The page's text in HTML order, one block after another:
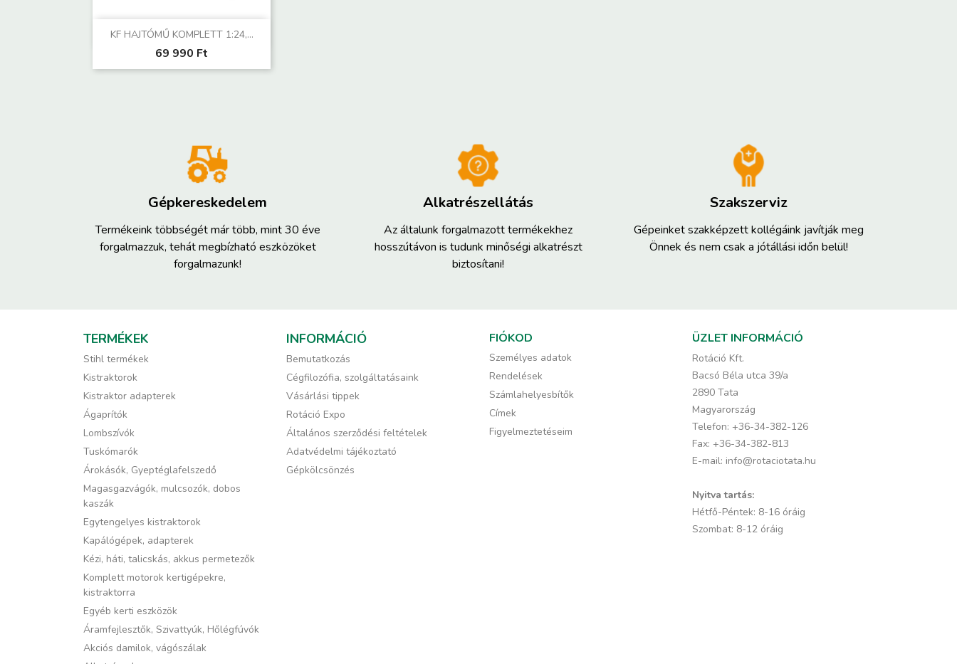
KF HAJTÓMŰ KOMPLETT 1:24,...
69 990 Ft
Előnézet
Gépkereskedelem
Termékeink többségét már több, mint 30 éve
forgalmazzuk, tehát megbízható eszközöket
forgalmazunk!
Alkatrészellátás
Az általunk forgalmazott termékekhez
hosszútávon is tudunk minőségi alkatrészt
biztosítani!
Szakszerviz
Gépeinket szakképzett kollégáink javítják meg
Önnek és nem csak a jótállási időn belül!
TERMÉKEK
Stihl termékek
Kistraktorok
Kistraktor adapterek
Ágaprítók
Lombszívók
Tuskómarók
Árokásók, Gyeptéglafelszedő
Magasgazvágók, mulcsozók, dobos
kaszák
Egytengelyes kistraktorok
Kapálógépek, adapterek
Kézi, háti, talicskás, akkus permetezők
Komplett motorok kertigépekre,
kistraktorra
Egyéb kerti eszközök
Áramfejlesztők, Szivattyúk, Hőlégfúvók
Akciós damilok, vágószálak
INFORMÁCIÓ
Bemutatkozás
Cégfilozófia, szolgáltatásaink
Vásárlási tippek
Rotáció Expo
Általános szerződési feltételek
Adatvédelmi tájékoztató
Gépkölcsönzés
FIÓKOD
Személyes adatok
Rendelések
Számlahelyesbítők
Címek
Figyelmeztetéseim
ÜZLET INFORMÁCIÓ
Rotáció Kft.
Bacsó Béla utca 39/a
2890 Tata
Magyarország
Telefon: +36-34-382-126
Fax: +36-34-382-813
E-mail: info@rotaciotata.hu
Nyitva tartás:
Hétfő-Péntek: 8-16 óráig
Szombat: 8-12 óráig